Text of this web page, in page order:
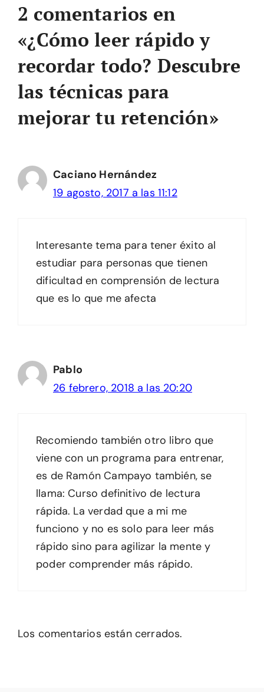
2 comentarios en
«¿Cómo leer rápido y
recordar todo? Descubre
las técnicas para
mejorar tu retención»
Caciano Hernández
19 agosto, 2017 a las 11:12
Interesante tema para tener éxito al
estudiar para personas que tienen
dificultad en comprensión de lectura
que es lo que me afecta
Pablo
26 febrero, 2018 a las 20:20
Recomiendo también otro libro que
viene con un programa para entrenar,
es de Ramón Campayo también, se
llama: Curso definitivo de lectura
rápida. La verdad que a mi me
funciono y no es solo para leer más
rápido sino para agilizar la mente y
poder comprender más rápido.
Los comentarios están cerrados.